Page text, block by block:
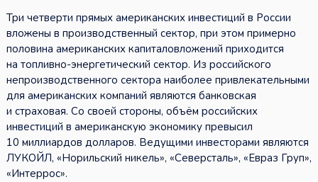
Три четверти прямых американских инвестиций в России
вложены в производственный сектор, при этом примерно
половина американских капиталовложений приходится
на топливно-энергетический сектор. Из российского
непроизводственного сектора наиболее привлекательными
для американских компаний являются банковская
и страховая. Со своей стороны, объём российских
инвестиций в американскую экономику превысил
10 миллиардов долларов. Ведущими инвесторами являются
ЛУКОЙЛ, «Норильский никель», «Северсталь», «Евраз Груп»,
«Интеррос».